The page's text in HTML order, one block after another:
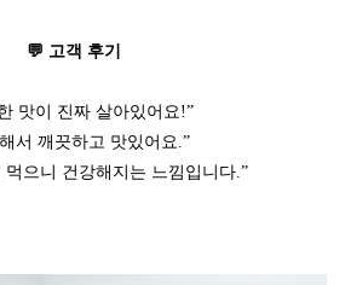
💬 고객 후기
맛이 진짜 살아있어요!”
서 깨끗하고 맛있어요.”
먹으니 건강해지는 느낌입니다.”